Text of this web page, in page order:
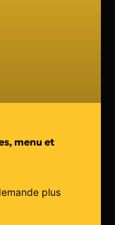
menu et
plus